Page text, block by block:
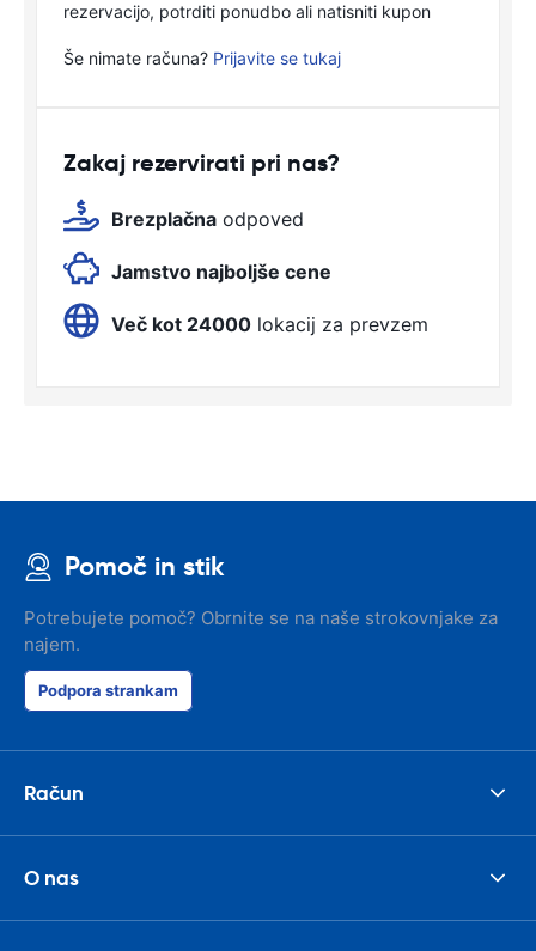
rezervacijo, potrditi ponudbo ali natisniti kupon
Še nimate računa? Prijavite se tukaj
Zakaj rezervirati pri nas?
Brezplačna odpoved
Jamstvo najboljše cene
Več kot 24000 lokacij za prevzem
Pomoč in stik
Potrebujete pomoč? Obrnite se na naše strokovnjake za
najem.
Podpora strankam
Račun
O nas